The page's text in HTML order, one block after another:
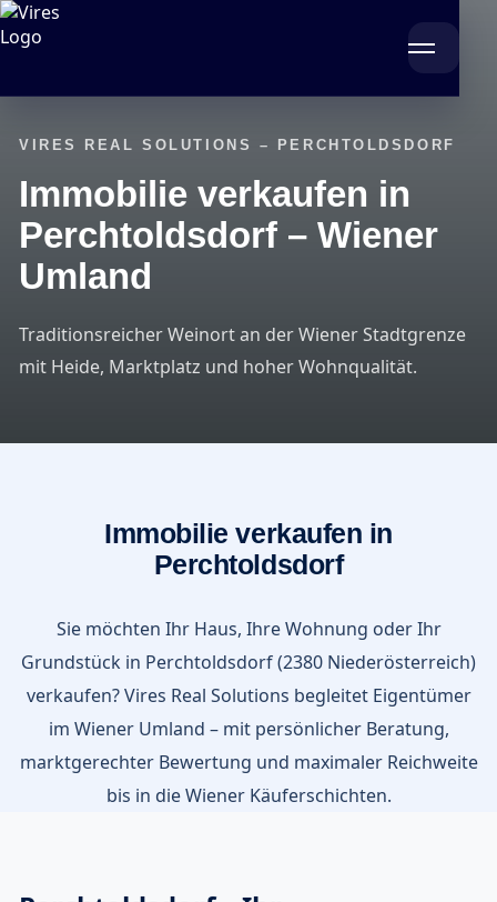
VIRES REAL SOLUTIONS – PERCHTOLDSDORF
Immobilie verkaufen in
Perchtoldsdorf – Wiener
Umland
Traditionsreicher Weinort an der Wiener Stadtgrenze
mit Heide, Marktplatz und hoher Wohnqualität.
Immobilie verkaufen in
Perchtoldsdorf
Sie möchten Ihr Haus, Ihre Wohnung oder Ihr
Grundstück in Perchtoldsdorf (2380 Niederösterreich)
verkaufen? Vires Real Solutions begleitet Eigentümer
im Wiener Umland – mit persönlicher Beratung,
marktgerechter Bewertung und maximaler Reichweite
bis in die Wiener Käuferschichten.